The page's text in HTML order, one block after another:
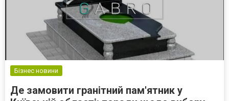
Бізнес новини
Де замовити гранітний пам'ятник у